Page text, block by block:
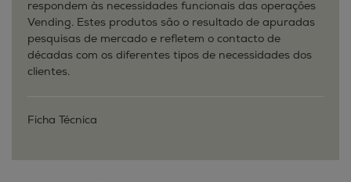
respondem às necessidades funcionais das operações
Vending. Estes produtos são o resultado de apuradas
pesquisas de mercado e refletem o contacto de
décadas com os diferentes tipos de necessidades dos
clientes.
Ficha Técnica